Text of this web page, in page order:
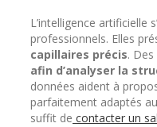
L’intelligence artificielle
professionnels. Elles
capillaires précis.
afin d’analyser la
données aident à
parfaitement adaptés
suffit de contacter un